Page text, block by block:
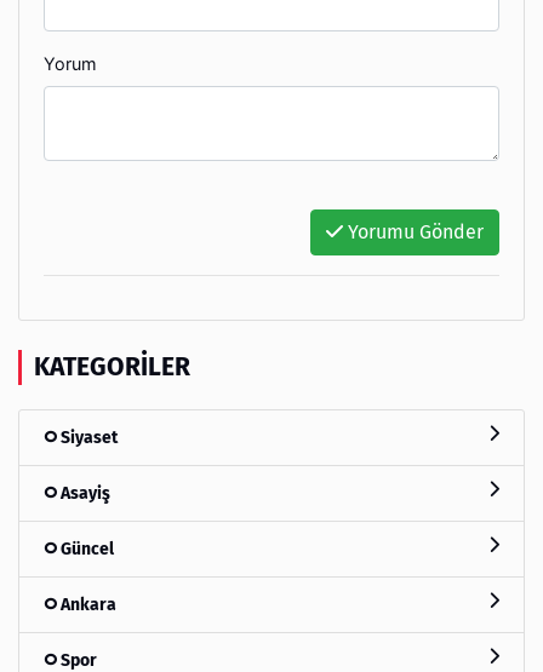
Yorum
Yorumu Gönder
KATEGORILER
Siyaset
Asayiş
Güncel
Ankara
Spor